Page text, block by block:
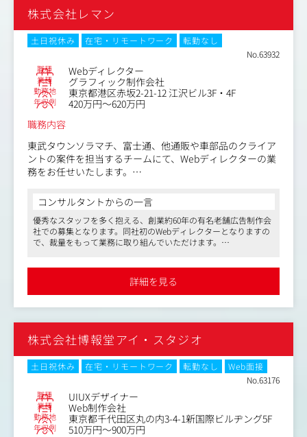
・ユーザーニーズの理解/整理
・情報設計
・UI設計
・プロトタイプ作成
【仕事内容（変更の範囲）】会社の定める業務
株式会社レマン
土日祝休み 在宅・リモートワーク
転勤なし
No.63932
職種 Webディレクター
業種 グラフィック制作会社
勤務地 東京都港区赤坂2-21-12 江沢ビル3F・4F
年収例
420万円～620万円
職務内容
東武タウンソラマチ、富士通、他通販や車部品のクライア
ントの案件を担当するチームにて、Webディレクターの業
務をお任せいたします。
の案件も増えつつあり、主にLP、採用サイト、HP等ペー
ジ数があるサイトの制作に携わっていただきます。
●WORKS
http://www.lesmains.co.jp/blog
コンサルタントからの一言
優秀なスタッフを多く抱える、創業約60年の有名老舗広告制作会
社での募集となります。同社初のWebディレクターとなりますの
で、裁量をもって業務に取り組んでいただけます。
少なめで、テレワークも導入しているため柔軟な働き方が可能で
ご興味をお持ちいただけましたら、是非ご応募下さい。
詳細を見る
株式会社博報堂アイ・スタジオ
土日祝休み 在宅・リモートワーク 転勤なし
Web面接
No.63176
職種 UIUXデザイナー
業種 Web制作会社
勤務地 東京都千代田区丸の内3-4-1新国際ビルヂング5F
年収例
510万円～900万円